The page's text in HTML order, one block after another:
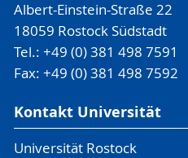
Albert-Einstein-Straße 22
18059 Rostock Südstadt
Tel.: +49 (0) 381 498 7591
Fax: +49 (0) 381 498 7592
Kontakt Universität
Universität Rostock